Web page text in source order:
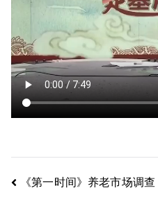
文《第一时间》养老市场调查